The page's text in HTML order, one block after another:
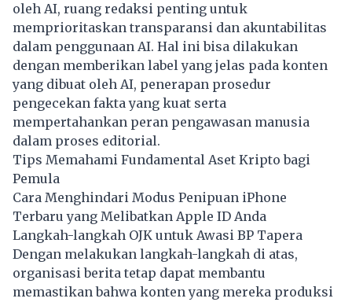
oleh AI, ruang redaksi penting untuk
memprioritaskan transparansi dan akuntabilitas
dalam penggunaan AI. Hal ini bisa dilakukan
dengan memberikan label yang jelas pada konten
yang dibuat oleh AI, penerapan prosedur
pengecekan fakta yang kuat serta
mempertahankan peran pengawasan manusia
dalam proses editorial.
Tips Memahami Fundamental Aset Kripto bagi
Pemula
Cara Menghindari Modus Penipuan iPhone
Terbaru yang Melibatkan Apple ID Anda
Langkah-langkah OJK untuk Awasi BP Tapera
Dengan melakukan langkah-langkah di atas,
organisasi berita tetap dapat membantu
memastikan bahwa konten yang mereka produksi